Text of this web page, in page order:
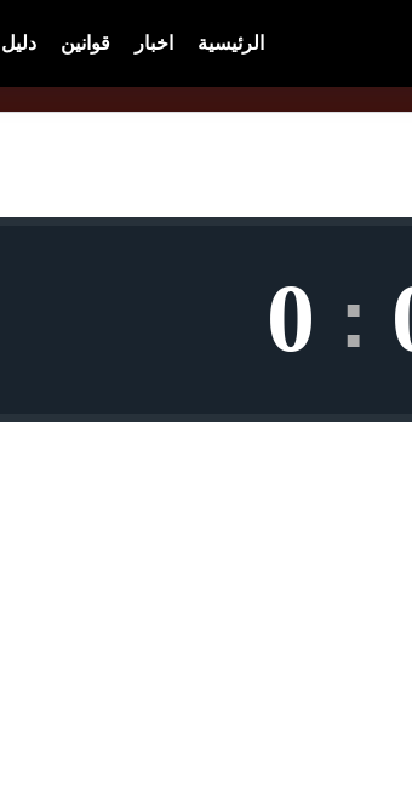
الرئيسية اخبار قوانين دليل
:
0